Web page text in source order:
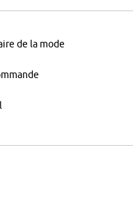
lanternes sont idéales
! Les bougeoirs et
quoi de plus agréable que
Plus ou moins imposant, il
peut prendre la forme d’un
de la mode